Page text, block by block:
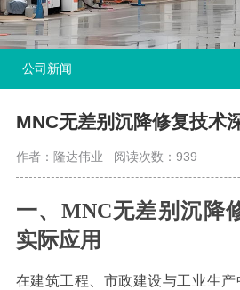
公司新闻
MNC无差别沉降修复技术
作者：隆达伟业 阅读次数：939
一、 MNC无差别沉降
实际应用
在建筑工程、市政建设与工业生